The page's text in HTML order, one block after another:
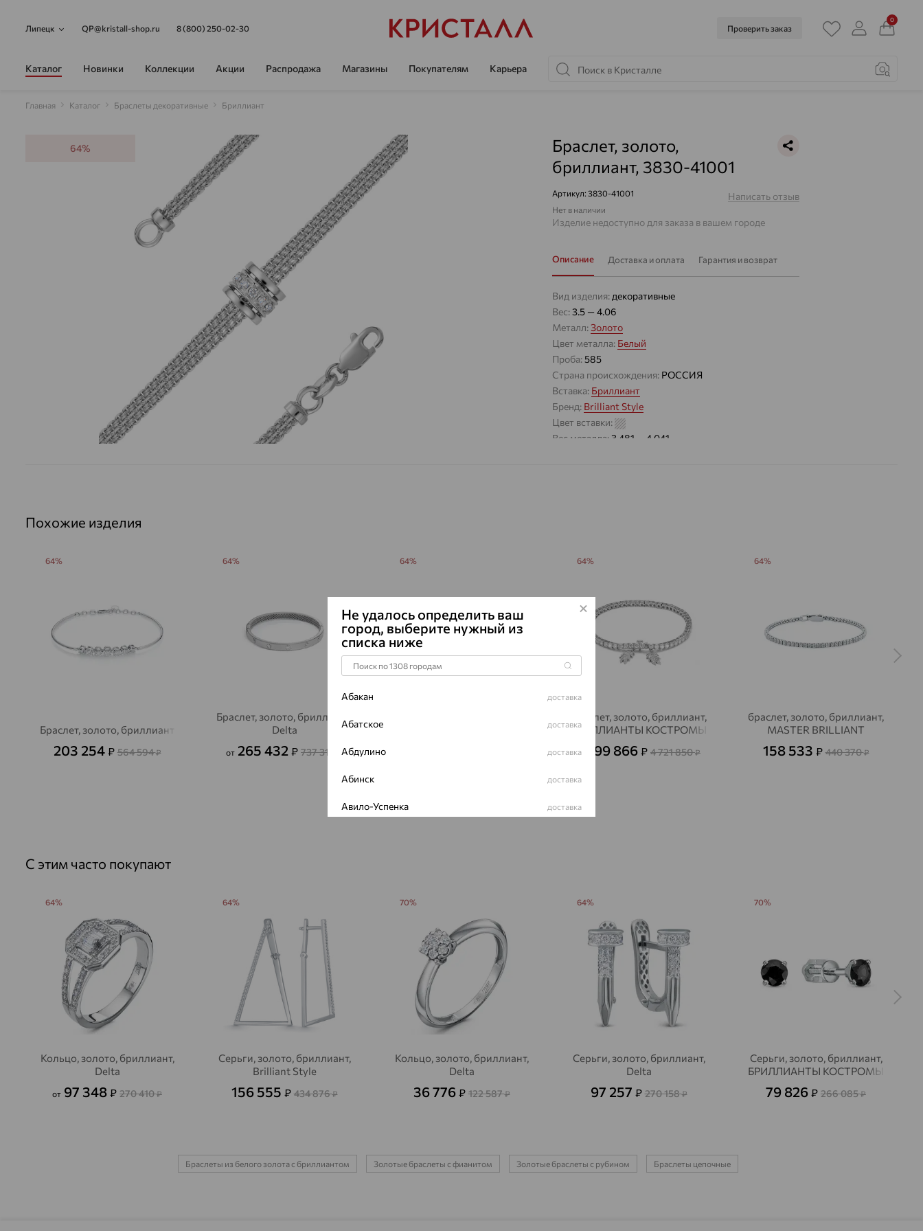
Липецк QP@kristall-shop.ru 8 (800) 250-02-30 Проверить заказ
0
Каталог Новинки Коллекции Акции Распродажа Магазины Покупателям Карьера
Главная Каталог Браслеты декоративные Бриллиант
64%
Браслет, золото,
бриллиант, 3830-41001
Артикул: 3830-41001 Написать отзыв
Нет в наличии
Изделие недоступно для заказа в вашем городе
Описание Доставка и оплата Гарантия и возврат
Вид изделия: декоративные
Вес:3.5 — 4.06
Металл:Золото
Цвет металла: Белый
Проба:585
Страна происхождения: РОССИЯ
Вставка: Бриллиант
Бренд: Brilliant Style
Цвет вставки:
Вес металла: 3.481 — 4.041
ФОРМА ОГРАНКИ
Сертификаты на камни
Похожие изделия
Браслет, золото, бриллиант
203 254 ₽ 564 594₽
64%
Браслет, золото, бриллиант,
Delta
от 265 432 ₽ 737 310 ₽
64% 64%
Браслет, золото, бриллиант,
БРИЛЛИАНТЫ КОСТРОМЫ
1 699 866 ₽ 4 721 850₽
64%
браслет, золото, бриллиант,
MASTER BRILLIANT
158 533 ₽ 440 370₽
64%
С этим часто покупают
Кольцо, золото, бриллиант,
Delta
от 97 348 ₽ 270 410₽
64%
Серьги, золото, бриллиант,
Brilliant Style
156 555 ₽ 434 876₽
64%
Кольцо, золото, бриллиант,
Delta
36 776 ₽ 122 587₽
70%
Серьги, золото, бриллиант,
Delta
97 257 ₽ 270 158₽
64%
Серьги, золото, бриллиант,
БРИЛЛИАНТЫ КОСТРОМЫ
79 826 ₽ 266 085₽
70%
Браслеты из белого золота с бриллиантом Золотые браслеты с фианитом Золотые браслеты с рубином Браслеты цепочные
Не удалось определить ваш
город, выберите нужный из
списка ниже
Абакан доставка
Абатское доставка
Абдулино доставка
Абинск доставка
Авило-Успенка доставка
доставка
Алапаевск доставка